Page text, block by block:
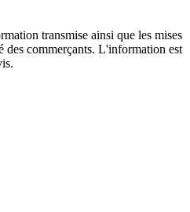
transmise ainsi que les mises
des commerçants. L'information est